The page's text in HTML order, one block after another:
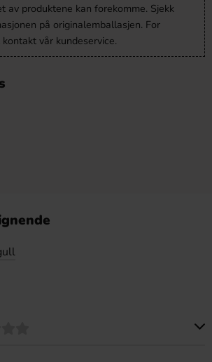
av produktene kan forekomme. Sjekk
på originalemballasjen. For
vår kundeservice.